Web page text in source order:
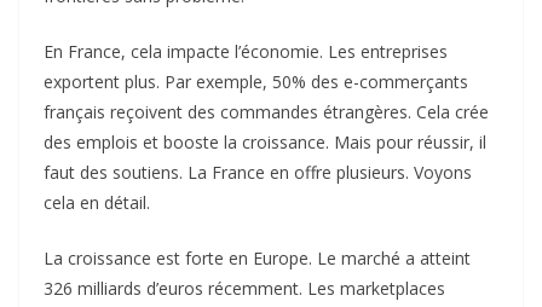
En France, cela impacte l’économie. Les entreprises
exportent plus. Par exemple, 50% des e-commerçants
français reçoivent des commandes étrangères. Cela crée
des emplois et booste la croissance. Mais pour réussir, il
faut des soutiens. La France en offre plusieurs. Voyons
cela en détail.
La croissance est forte en Europe. Le marché a atteint
326 milliards d’euros récemment. Les marketplaces